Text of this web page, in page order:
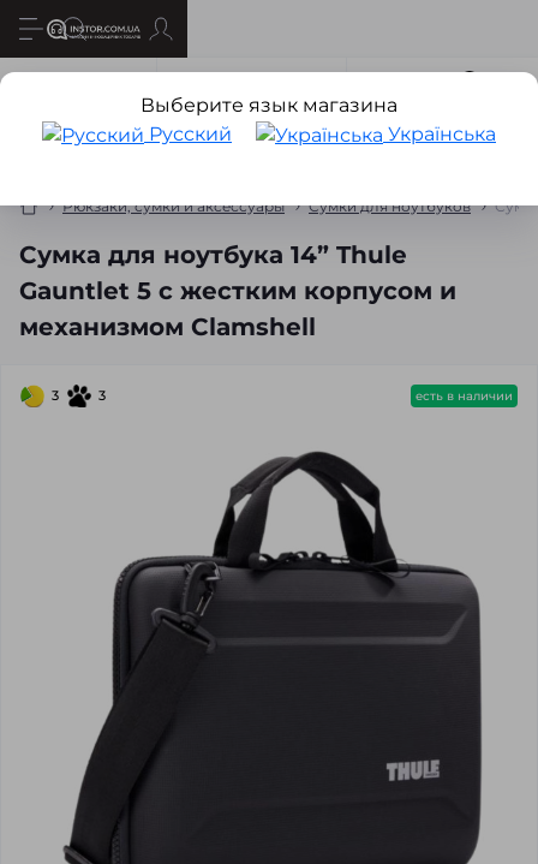
Рюкзаки, сумки и аксессуары Сумки для ноутбуков
Выберите язык магазина
Русский
Українська
Сумка для ноутбука 14” Thule
Gauntlet 5 с жестким корпусом и
механизмом Clamshell
Все о товаре Характеристики Отзывов
3 3 есть в наличии